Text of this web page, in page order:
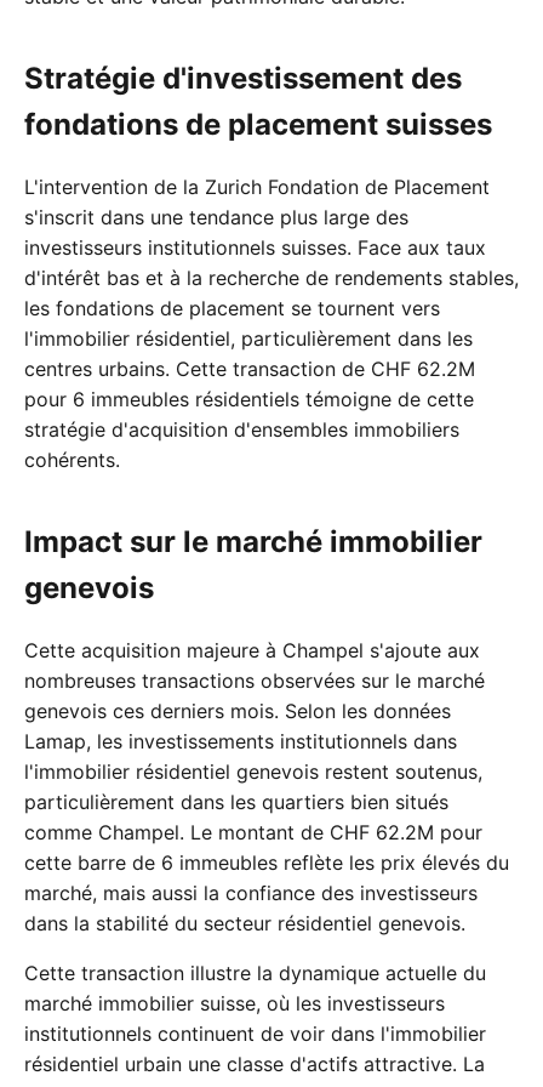
Stratégie d'investissement des
fondations de placement suisses
L'intervention de la Zurich Fondation de Placement
s'inscrit dans une tendance plus large des
investisseurs institutionnels suisses. Face aux taux
d'intérêt bas et à la recherche de rendements stables,
les fondations de placement se tournent vers
l'immobilier résidentiel, particulièrement dans les
centres urbains. Cette transaction de CHF 62.2M
pour 6 immeubles résidentiels témoigne de cette
stratégie d'acquisition d'ensembles immobiliers
cohérents.
Impact sur le marché immobilier
genevois
Cette acquisition majeure à Champel s'ajoute aux
nombreuses transactions observées sur le marché
genevois ces derniers mois. Selon les données
Lamap, les investissements institutionnels dans
l'immobilier résidentiel genevois restent soutenus,
particulièrement dans les quartiers bien situés
comme Champel. Le montant de CHF 62.2M pour
cette barre de 6 immeubles reflète les prix élevés du
marché, mais aussi la confiance des investisseurs
dans la stabilité du secteur résidentiel genevois.
Cette transaction illustre la dynamique actuelle du
marché immobilier suisse, où les investisseurs
institutionnels continuent de voir dans l'immobilier
résidentiel urbain une classe d'actifs attractive. La